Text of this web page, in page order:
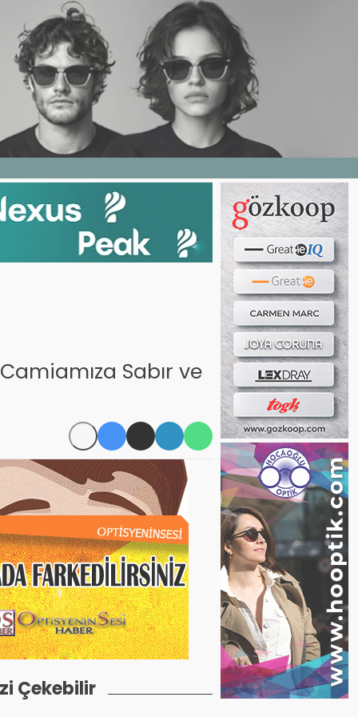
E DERGI WEB TV BIZE YAZIN
Sabır ve
Çekebilir